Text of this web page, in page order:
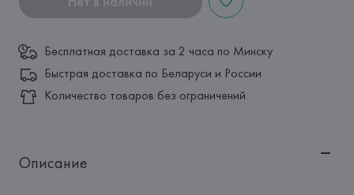
Бесплатная доставка за 2 часа по Минску
Быстрая доставка по Беларуси и России
Количество товаров без ограничений
Описание